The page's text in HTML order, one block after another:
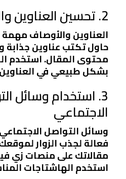
2. تحسين العناوين والأوصاف
العناوين والأوصاف مهمة
حاول تكتب عناوين
محتوى المقال. استخدم
بشكل طبيعي في
3. استخدام وسائل
الاجتماعي
وسائل التواصل
فعالة لجذب الزوار
مقالاتك على منصات زي
استخدم الهاشتاجات